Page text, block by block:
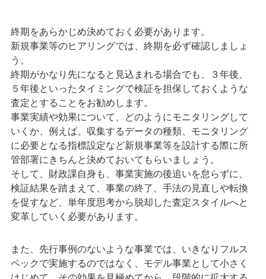
終期をあらかじめ決めておく必要があります。
新規事業等のヒアリングでは、終期を必ず確認しましょ
う。
終期がかなり先になると見込まれる場合でも、３年後、
５年後といったタイミングで検証を担保しておくような
査定とすることをお勧めします。
事業実績や効果について、どのようにモニタリングして
いくか、例えば、収集するデータの種類、モニタリング
に必要となる指標設定など新規事業等を設計する際に所
管部署にきちんと決めておいてもらいましょう。
そして、財政課自身も、事業実施の後追いを怠らずに、
検証結果を踏まえて、事業の終了、手法の見直しや転換
を促すなど、単年度思考から脱却した査定スタイルへと
変革していく必要があります。
また、先行事例のないような事業では、いきなりフルス
ペックで実施するのではなく、モデル事業として小さく